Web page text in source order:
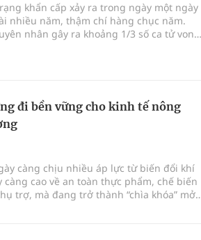
khẩn cấp xảy ra trong ngày một ngày
nhiều năm, thậm chí hàng chục năm.
nhân gây ra khoảng 1/3 số ca tử vong
đi bền vững cho kinh tế nông
càng chịu nhiều áp lực từ biến đổi khí
cao về an toàn thực phẩm, chế biến
trợ, mà đang trở thành “chìa khóa” mở